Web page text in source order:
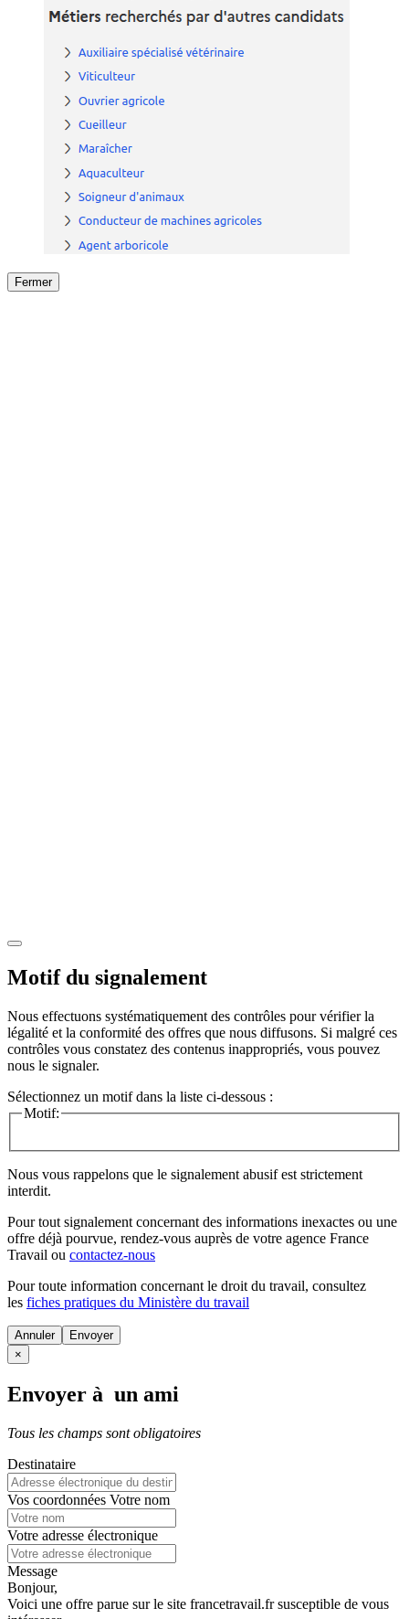
Fermer
Motif du signalement
Nous effectuons systématiquement des contrôles pour vérifier la
légalité et la conformité des offres que nous diffusons. Si malgré ces
contrôles vous constatez des contenus inappropriés, vous pouvez
nous le signaler.
Sélectionnez un motif dans la liste ci-dessous :
Motif:
Nous vous rappelons que le signalement abusif est strictement
interdit.
Pour tout signalement concernant des informations inexactes ou une
offre déjà pourvue, rendez-vous auprès de votre agence France
Travail ou contactez-nous
Pour toute information concernant le droit du travail, consultez
les fiches pratiques du Ministère du travail
Annuler
×
Envoyer à un ami
Tous les champs sont obligatoires
Destinataire
Vos coordonnées Votre nom
Votre adresse électronique
Message
Bonjour,
Voici une offre parue sur le site francetravail.fr susceptible de vous